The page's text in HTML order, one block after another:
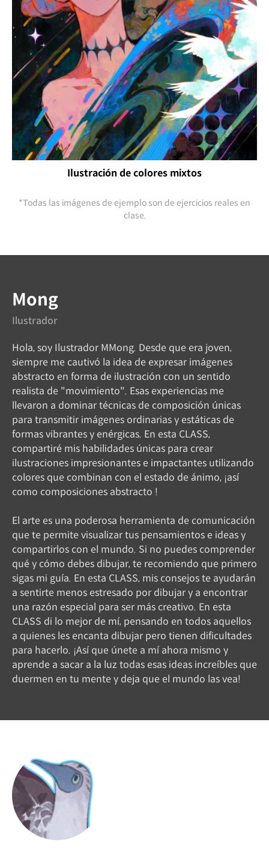
Ilustración de colores mixtos
*Todas las imágenes de ejemplo son de ejercicios reales en
clase.
Ilustrador
Mong
Hola, soy Ilustrador MMong. Desde que era joven,
siempre me cautivó la idea de expresar imágenes
abstracto en forma de ilustración con un sentido
realista de "movimiento". Esas experiencias me
llevaron a dominar técnicas de composición únicas
para transmitir imágenes ordinarias y estáticas de
formas vibrantes y enérgicas. En esta CLASS,
compartiré mis habilidades únicas para crear
ilustraciones impresionantes e impactantes utilizando
colores que combinan con el estado de ánimo, ¡así
como composiciones abstracto !
El arte es una poderosa herramienta de comunicación
que te permite visualizar tus pensamientos e ideas y
compartirlos con el mundo. Si no puedes comprender
qué y cómo debes dibujar, te recomiendo que primero
sigas mi guía. En esta CLASS, mis consejos te ayudarán
a sentirte menos estresado por dibujar y a encontrar
una razón especial para ser más creativo. En esta
CLASS di lo mejor de mí, pensando en todos aquellos
a quienes les encanta dibujar pero tienen dificultades
para hacerlo. ¡Así que únete a mí ahora mismo y
aprende a sacar a la luz todas esas ideas increíbles que
duermen en tu mente y deja que el mundo las vea!